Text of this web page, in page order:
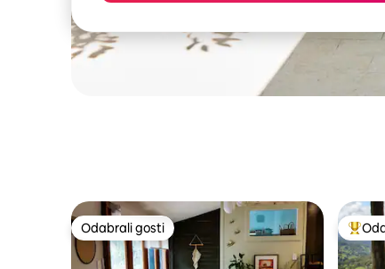
Odabrali gosti
Odabrali gosti